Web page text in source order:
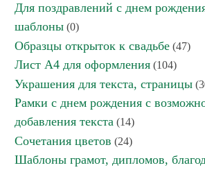
Для поздравлений с днем
шаблоны (0)
Образцы открыток к свадьбе (47)
Лист А4 для оформления (104)
Украшения для текста, страницы
Рамки с днем рождения с
добавления текста (14)
Сочетания цветов (24)
Шаблоны грамот, дипломов,